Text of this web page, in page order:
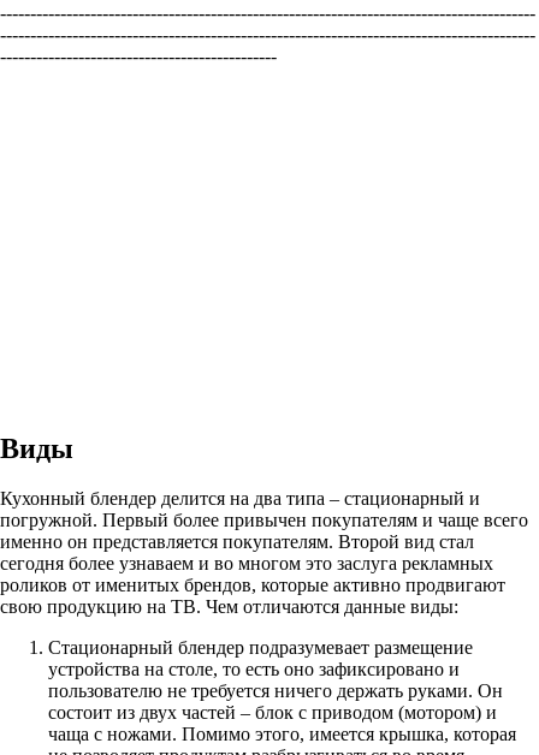
-----------------------------------------------------------------------------------------
-----------------------------------------------------------------------------------------
----------------------------------------------
Виды
Кухонный блендер делится на два типа – стационарный и
погружной. Первый более привычен покупателям и чаще всего
именно он представляется покупателям. Второй вид стал
сегодня более узнаваем и во многом это заслуга рекламных
роликов от именитых брендов, которые активно продвигают
свою продукцию на ТВ. Чем отличаются данные виды:
Стационарный блендер подразумевает размещение
устройства на столе, то есть оно зафиксировано и
пользователю не требуется ничего держать руками. Он
состоит из двух частей – блок с приводом (мотором) и
чаща с ножами. Помимо этого, имеется крышка, которая